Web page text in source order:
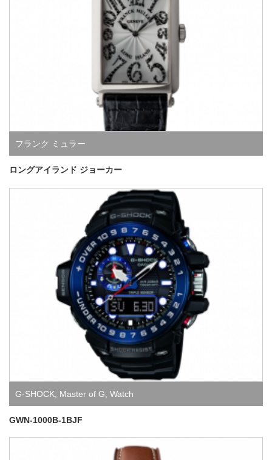
フランク ミュラー
ロングアイランド ジョーカー
G-SHOCK, Master of G, Watch
GWN-1000B-1BJF